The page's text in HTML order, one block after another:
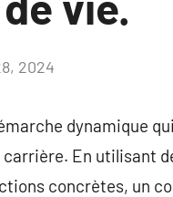
2024
dynamique
En utilisant
concrètes, un